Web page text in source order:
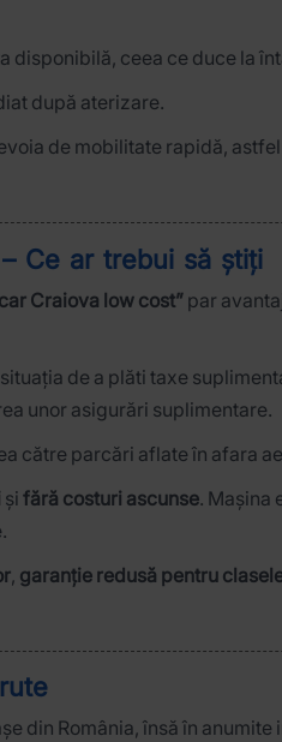
disponibilă, ceea ce duce la
după aterizare.
de mobilitate rapidă,
Ce ar trebui să știți
Craiova low cost”par
de a plăti taxe
unor asigurări suplimentare.
către parcări aflate în afara
și fără costuri ascunse. Mașina
, garanție redusă pentru
din România, însă în